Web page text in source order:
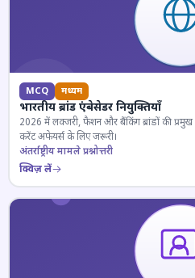
MCQ मध्यम
भारतीय ब्रांड एंबेसेडर नियुक्तियाँ
2026 में लक्जरी, फैशन और बैंकिंग ब्रांडों की
करेंट अफेयर्स के लिए जरूरी।
अंतर्राष्ट्रीय मामले प्रश्नोत्तरी
क्विज़ लें